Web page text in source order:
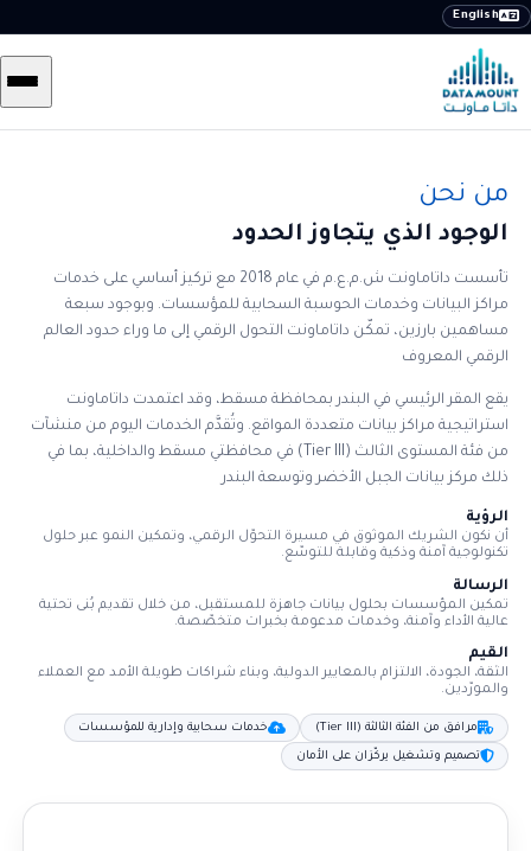
English
من نحن
الوجود الذي يتجاوز الحدود
تأسست داتاماونت ش.م.ع.م في عام 2018 مع تركيز أساسي على خدمات
مراكز البيانات وخدمات الحوسبة السحابية للمؤسسات. وبوجود سبعة
مساهمين بارزين، تمكّن داتاماونت التحول الرقمي إلى ما وراء حدود العالم
الرقمي المعروف
يقع المقر الرئيسي في البندر بمحافظة مسقط، وقد اعتمدت داتاماونت
استراتيجية مراكز بيانات متعددة المواقع. وتُقدَّم الخدمات اليوم من منشآت
من فئة المستوى الثالث (Tier III) في محافظتي مسقط والداخلية، بما في
ذلك مركز بيانات الجبل الأخضر وتوسعة البندر
الرؤية
أن نكون الشريك الموثوق في مسيرة التحوّل الرقمي، وتمكين النمو عبر حلول
تكنولوجية آمنة وذكية وقابلة للتوسّع.
الرسالة
تمكين المؤسسات بحلول بيانات جاهزة للمستقبل، من خلال تقديم بُنى تحتية
عالية الأداء وآمنة، وخدمات مدعومة بخبرات متخصّصة.
القيم
الثقة، الجودة، الالتزام بالمعايير الدولية، وبناء شراكات طويلة الأمد مع العملاء
والمورّدين.
مرافق من الفئة الثالثة (Tier III) خدمات سحابية وإدارية للمؤسسات
تصميم وتشغيل يركّزان على الأمان